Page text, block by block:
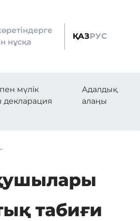
нұсқа
ҚАЗРУС
мүлік
декларация
Адалдық
алаңы
табиғи